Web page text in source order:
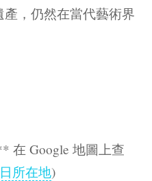
，仍然在當代藝術界
在 Google 地圖上查
所在地)